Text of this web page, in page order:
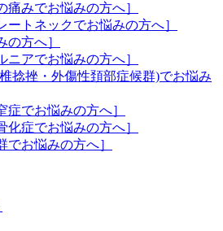
痛みでお悩みの方へ］
ートネックでお悩みの方へ］
の方へ］
ニアでお悩みの方へ］
捻挫・外傷性頚部症候群)でお悩み
症でお悩みの方へ］
化症でお悩みの方へ］
でお悩みの方へ］